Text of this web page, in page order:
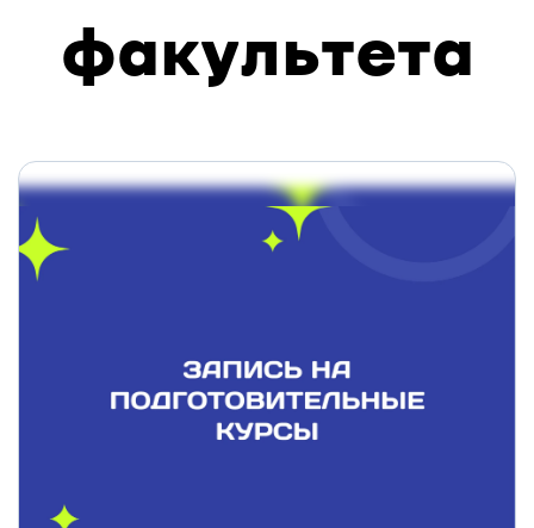
факультета